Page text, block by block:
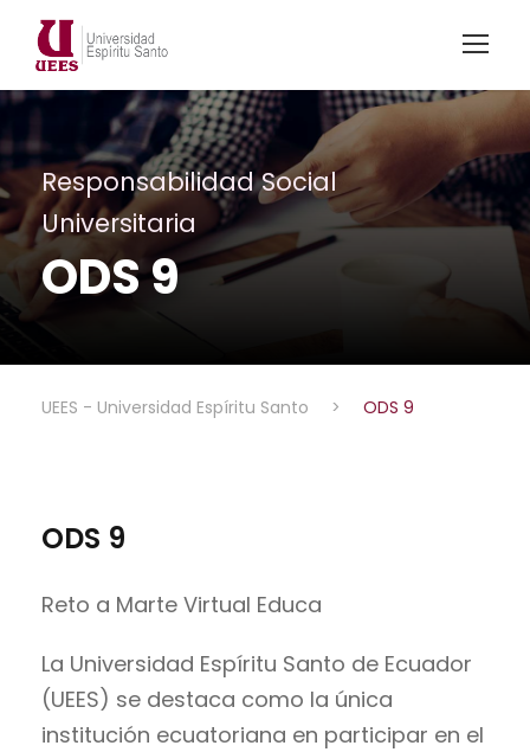
Responsabilidad Social
Universitaria
ODS 9
UEES - Universidad Espíritu Santo > ODS 9
ODS 9
Reto a Marte Virtual Educa
La Universidad Espíritu Santo de Ecuador
(UEES) se destaca como la única
institución ecuatoriana en participar en el